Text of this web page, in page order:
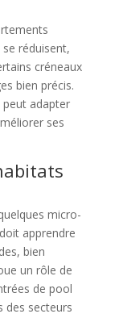
réduisent,
créneaux
bien précis.
adapter
ses
micro-
apprendre
bien
un rôle de
de pool
des secteurs